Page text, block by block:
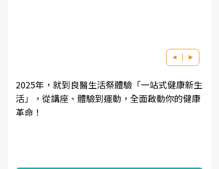
2025年，就到良醫生活祭體驗「一站式健康新生
活」，從講座、體驗到運動，全面啟動你的健康
革命！